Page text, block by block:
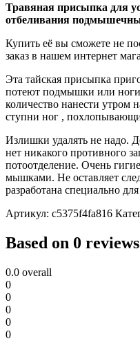
Травяная присыпка для
отбеливания
Купить её вы сможете не
заказ в нашем интернет
Эта тайская присыпка
потеют подмышки или
количество нанести утром
ступни ног ,
Излишки удалять не надо.
нет никакого противного
потоотделение. Очень
мышками. Не оставляет
разработана специально
Артикул: c5375f4fa816
Based on 0 reviews
0.0 overall
0
0
0
0
0